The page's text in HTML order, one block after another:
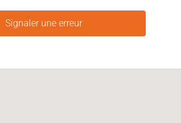
Signaler une erreur